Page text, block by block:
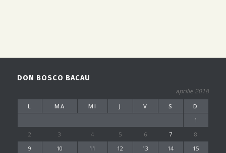
DON BOSCO BACAU
aprilie 2018
L MA MI J V S
D
1
2
3 4 5 6 7
8
9
10 11 12 13 14
15